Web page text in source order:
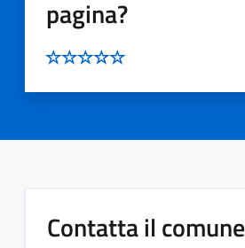
pagina?
Contatta il comune